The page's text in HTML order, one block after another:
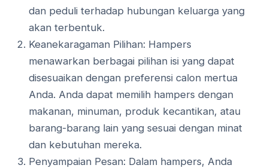
dan peduli terhadap hubungan keluarga yang
akan terbentuk.
Keanekaragaman Pilihan: Hampers
menawarkan berbagai pilihan isi yang dapat
disesuaikan dengan preferensi calon mertua
Anda. Anda dapat memilih hampers dengan
makanan, minuman, produk kecantikan, atau
barang-barang lain yang sesuai dengan minat
dan kebutuhan mereka.
Penyampaian Pesan: Dalam hampers, Anda